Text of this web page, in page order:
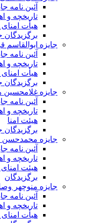
آئین نامه
تاریخچه و
هیأت
برگزیدگان
جایزه ابوالقاسم
آئین نامه
تاریخچه و
هیأت امنای
برگزیدگان
جایزه
آئین نامه
تاریخچه و
هیئت امنا
جایزه محمدحسن
آئین نامه
تاریخچه و
هیئت
برگزیدگان
جایزه منوچهر
آئین نامه
تاریخچه و
هیأت